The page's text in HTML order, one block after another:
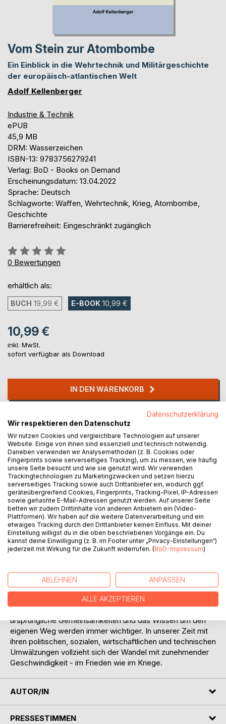
Vom Stein zur Atombombe
Ein Einblick in die Wehrtechnik und Militärgeschichte
der europäisch-atlantischen Welt
Adolf Kellenberger
Industrie & Technik
ePUB
45,9 MB
DRM: Wasserzeichen
ISBN-13: 9783756279241
Verlag: BoD - Books on Demand
Erscheinungsdatum: 13.04.2022
Sprache: Deutsch
Schlagworte: Waffen, Wehrtechnik, Krieg, Atombombe,
Geschichte
Barrierefreiheit: Eingeschränkt zugänglich
Bewertung::
0%
0 Bewertungen
erhältlich als:
BUCH 19,99 € E-BOOK 10,99 €
10,99 €
inkl. MwSt.
sofort verfügbar als Download
IN DEN WARENKORB
Auf die Merkliste
Titel bewerten
BESCHREIBUNG
Der hier angebotene Einblick in die Waffen- und
Kriegsgeschichte Europas und der atlantischen Welt soll für
Wehrwesen der Gegenwart bis kurz vor der
Jahrtausendwende abstützten.
Die Probleme unserer Zeit sind global geworden, niemand
kann sich ihnen mehr entziehen. Die Rückbesinnung auf
ursprüngliche Gemeinsamkeiten und das Wissen um den
eigenen Weg werden immer wichtiger. In unserer Zeit mit
ihren politischen, sozialen, wirtschaftlichen und technischen
Umwälzungen vollzieht sich der Wandel mit zunehmender
Geschwindigkeit - im Frieden wie im Kriege.
AUTOR/IN
PRESSESTIMMEN
Datenschutzerklärung
Wir respektieren den Datenschutz
Wir nutzen Cookies und vergleichbare Technologien auf unserer
Website. Einige von ihnen sind essenziell und technisch notwendig.
Daneben verwenden wir Analysemethoden (z. B. Cookies oder
Fingerprints sowie serverseitiges Tracking), um zu messen, wie häufig
unsere Seite besucht und wie sie genutzt wird. Wir verwenden
Trackingtechnologien zu Marketingzwecken und setzen hierzu
serverseitiges Tracking sowie auch Drittanbieter ein, wodurch ggf.
geräteübergreifend Cookies, Fingerprints, Tracking-Pixel, IP-Adressen
sowie gehashte E-Mail-Adressen genutzt werden. Auf unserer Seite
betten wir zudem Drittinhalte von anderen Anbietern ein (Video-
Plattformen). Wir haben auf die weitere Datenverarbeitung und ein
etwaiges Tracking durch den Drittanbieter keinen Einfluss. Mit deiner
Einstellung willigst du in die oben beschriebenen Vorgänge ein. Du
kannst deine Einwilligung (z. B. im Footer unter „Privacy-Einstellungen“)
jederzeit mit Wirkung für die Zukunft widerrufen. (BoD-Impressum)
ABLEHNEN ANPASSEN
ALLE AKZEPTIEREN